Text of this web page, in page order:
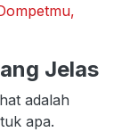
Jelas
adalah
apa.